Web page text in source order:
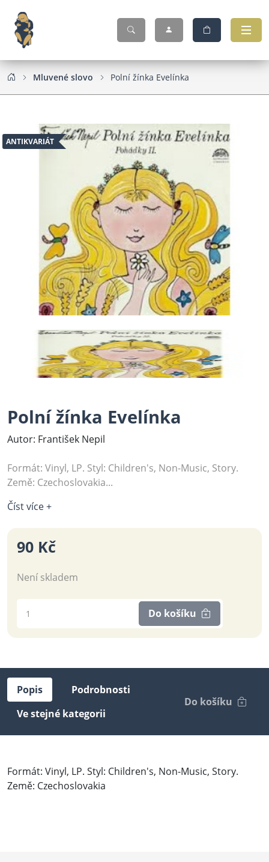
Mluvené slovo Polní žínka Evelínka
ANTIKVARIÁT
Polní žínka Evelínka
Autor: František Nepil
Formát: Vinyl, LP. Styl: Children's, Non-Music, Story.
Země: Czechoslovakia...
Číst více +
90 Kč
Není skladem
Do košíku
Popis
Podrobnosti
Ve stejné kategorii
Do košíku
Formát: Vinyl, LP. Styl: Children's, Non-Music, Story.
Země: Czechoslovakia